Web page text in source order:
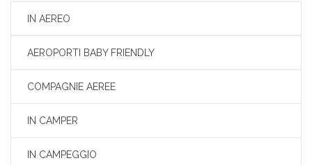
IN AEREO
AEROPORTI BABY FRIENDLY
COMPAGNIE AEREE
IN CAMPER
IN CAMPEGGIO